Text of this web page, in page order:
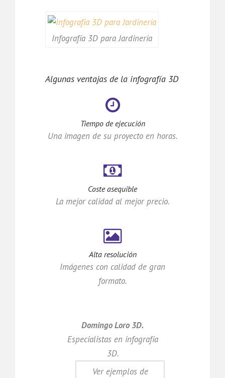
Infografía 3D para Jardinería
Algunas ventajas de la infografía 3D
Tiempo de ejecución
Una imagen de su proyecto en horas.
Coste asequible
La mejor calidad al mejor precio.
Alta resolución
Imágenes con calidad de gran
formato.
Domingo Loro 3D.
Especialistas en infografía
3D.
Ver ejemplos de